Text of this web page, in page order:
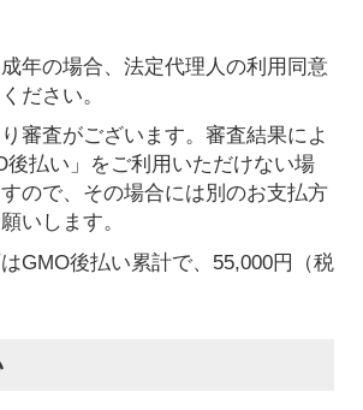
年の場合、法定代理人の利用同意
ださい。
審査がございます。審査結果によ
後払い」をご利用いただけない場
ので、その場合には別のお支払方
いします。
GMO後払い累計で、55,000円（税